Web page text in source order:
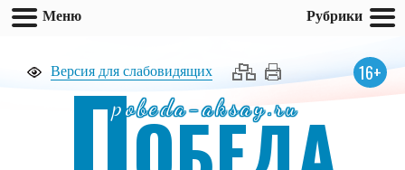
Версия для слабовидящих 16+
pobeda-aksay.ru
П
Меню Рубрики